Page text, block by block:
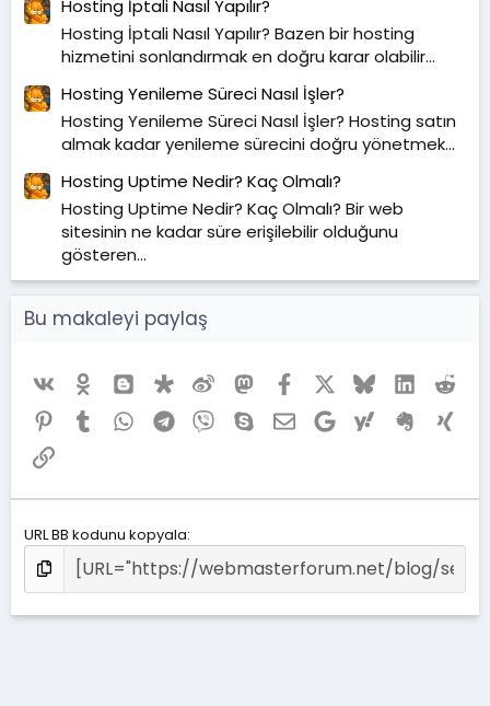
Hosting İptali Nasıl Yapılır?
Hosting İptali Nasıl Yapılır? Bazen bir hosting
hizmetini sonlandırmak en doğru karar olabilir...
Hosting Yenileme Süreci Nasıl İşler?
Hosting Yenileme Süreci Nasıl İşler? Hosting satın
almak kadar yenileme sürecini doğru yönetmek...
Hosting Uptime Nedir? Kaç Olmalı?
Hosting Uptime Nedir? Kaç Olmalı? Bir web
sitesinin ne kadar süre erişilebilir olduğunu
gösteren...
Bu makaleyi paylaş
Vk Ok BloggerDiaspora
Weibo MastodonFacebookX (Twitter)
BlueskyLinkedIn
Pinterest
TumblrWhatsAppTelegram
Viber SkypeE-postaGoogleYahoo Evernote
Link
URL BB kodunu kopyala